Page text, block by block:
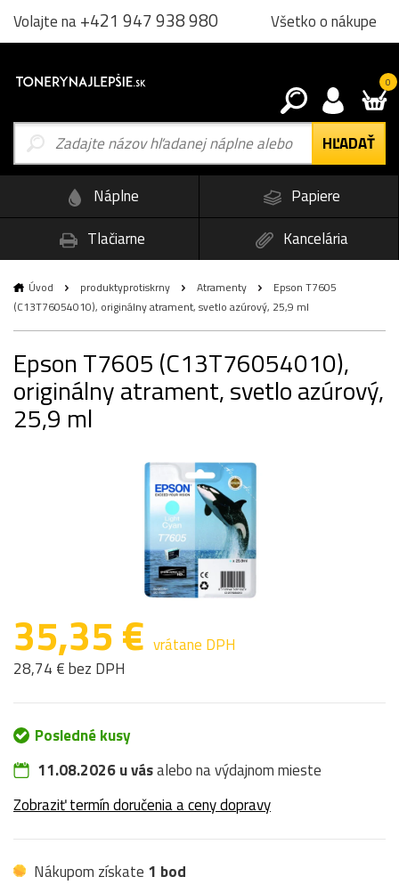
Volajte na+421 947 938 980 Všetko o nákupe
0
Náplne
Papiere
Tlačiarne
Kancelária
Úvod produktyprotiskrny Atramenty
Epson T7605
(C13T76054010), originálny atrament, svetlo azúrový, 25,9 ml
Epson T7605 (C13T76054010),
originálny atrament, svetlo azúrový,
25,9 ml
35,35 € vrátane DPH
28,74 € bez DPH
Posledné kusy
11.08.2026 u vásalebo na výdajnom mieste
Zobraziť termín doručenia a ceny dopravy
Nákupom získate 1 bod